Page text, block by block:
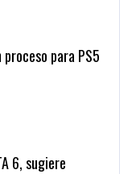
para PS5
6, sugiere